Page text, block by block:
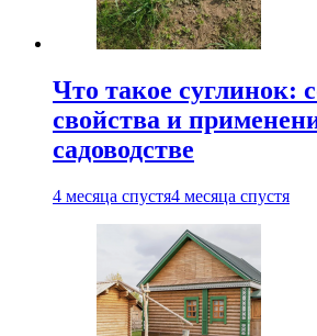
Что такое суглинок:
свойства и
садоводстве
4 месяца спустя4 месяца спустя